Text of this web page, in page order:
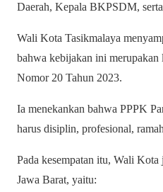
Daerah, Kepala BKPSDM,
Wali Kota Tasikmalaya
bahwa kebijakan ini merupakan
Nomor 20 Tahun 2023.
Ia menekankan bahwa PPPK
harus disiplin, profesional,
Pada kesempatan itu, Wali
Jawa Barat, yaitu: